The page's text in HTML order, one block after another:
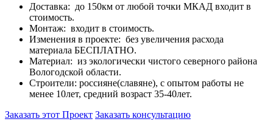
Доставка: до 150км от любой точки МКАД входит в
стоимость.
Монтаж: входит в стоимость.
Изменения в проекте: без увеличения расхода
материала БЕСПЛАТНО.
Материал: из экологически чистого северного района
Вологодской области.
Строители: россияне(славяне), с опытом работы не
менее 10лет, средний возраст 35-40лет.
Заказать этот Проект Заказать консультацию